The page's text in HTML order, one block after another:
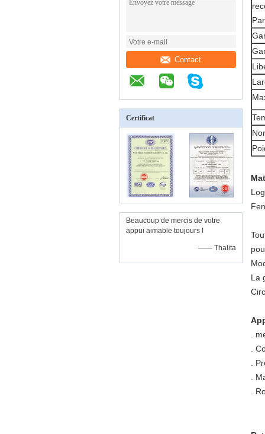
Contact
Certificat
Beaucoup de mercis de votre
appui aimable toujours !
—— Thalita
La